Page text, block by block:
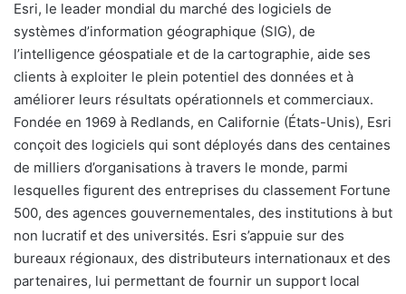
Esri, le leader mondial du marché des logiciels de
systèmes d’information géographique (SIG), de
l’intelligence géospatiale et de la cartographie, aide ses
clients à exploiter le plein potentiel des données et à
améliorer leurs résultats opérationnels et commerciaux.
Fondée en 1969 à Redlands, en Californie (États-Unis), Esri
conçoit des logiciels qui sont déployés dans des centaines
de milliers d’organisations à travers le monde, parmi
lesquelles figurent des entreprises du classement Fortune
500, des agences gouvernementales, des institutions à but
non lucratif et des universités. Esri s’appuie sur des
bureaux régionaux, des distributeurs internationaux et des
partenaires, lui permettant de fournir un support local